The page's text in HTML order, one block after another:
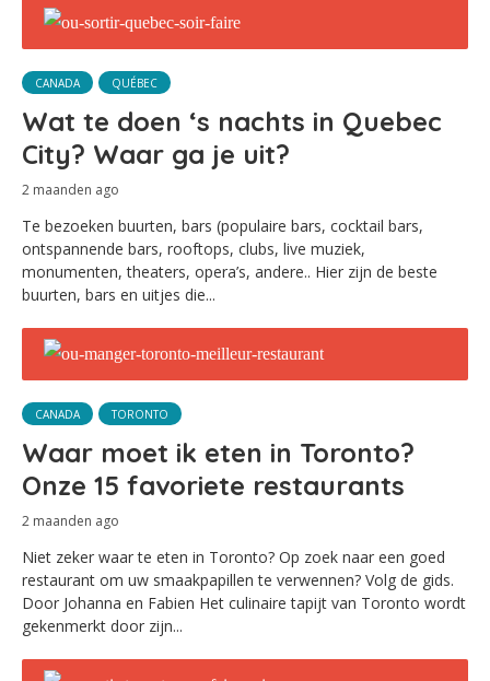
CANADA QUÉBEC
Wat te doen ‘s nachts in Quebec
City? Waar ga je uit?
2 maanden ago
Te bezoeken buurten, bars (populaire bars, cocktail bars,
ontspannende bars, rooftops, clubs, live muziek,
monumenten, theaters, opera’s, andere.. Hier zijn de beste
buurten, bars en uitjes die...
CANADA TORONTO
Waar moet ik eten in Toronto?
Onze 15 favoriete restaurants
2 maanden ago
Niet zeker waar te eten in Toronto? Op zoek naar een goed
restaurant om uw smaakpapillen te verwennen? Volg de gids.
Door Johanna en Fabien Het culinaire tapijt van Toronto wordt
gekenmerkt door zijn...